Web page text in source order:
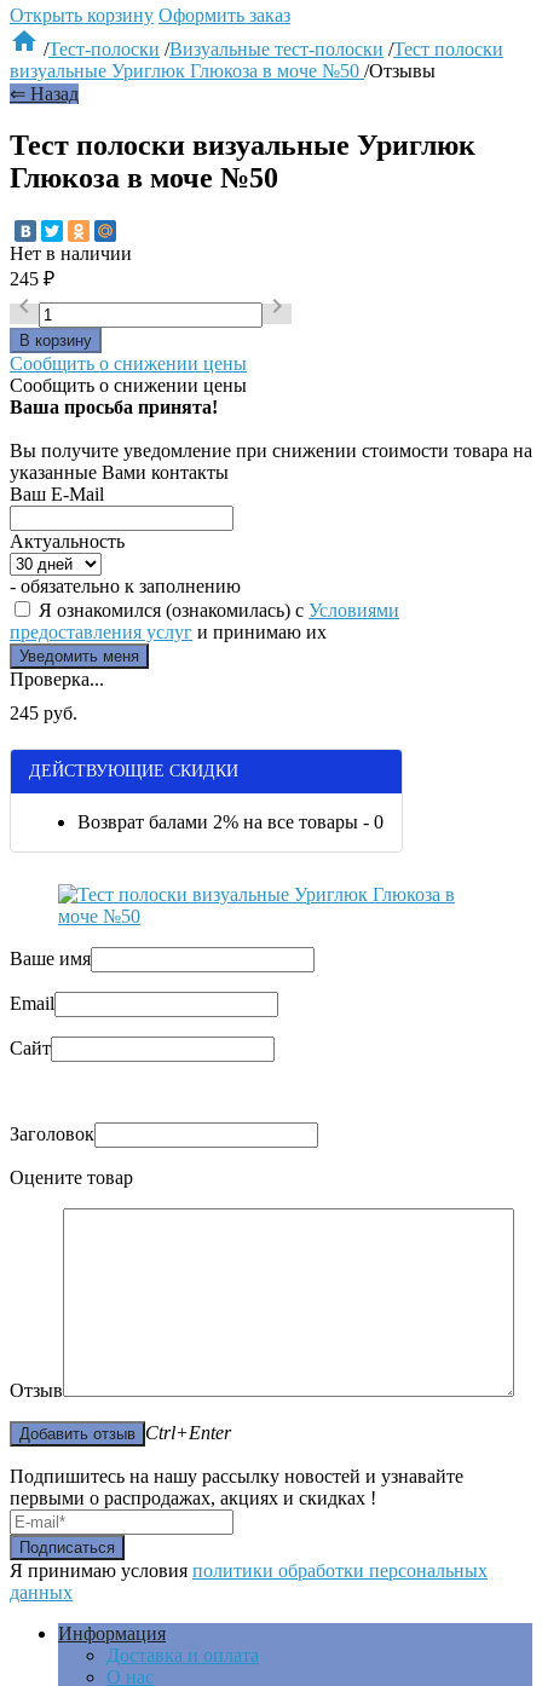
Открыть корзину Оформить заказ
 /Тест-полоски /Визуальные тест-полоски /Тест полоски
визуальные Уриглюк Глюкоза в моче №50 /Отзывы
⇐ Назад
Тест полоски визуальные Уриглюк
Глюкоза в моче №50
Нет в наличии
245 ₽
 
Сообщить о снижении цены
Сообщить о снижении цены
Ваша просьба принята!
Вы получите уведомление при снижении стоимости товара на
указанные Вами контакты
Ваш E-Mail
Актуальность
- обязательно к заполнению
Я ознакомился (ознакомилась) с Условиями
предоставления услуг и принимаю их
Проверка...
245 руб.
ДЕЙСТВУЮЩИЕ СКИДКИ
Возврат балами 2% на все товары - 0
Ваше имя
Email
Сайт
Заголовок
Оцените товар
Отзыв
Ctrl+Enter
Подпишитесь на нашу рассылку новостей и узнавайте
первыми о распродажах, акциях и скидках !
Я принимаю условия политики обработки персональных
данных
Информация
Доставка и оплата
О нас